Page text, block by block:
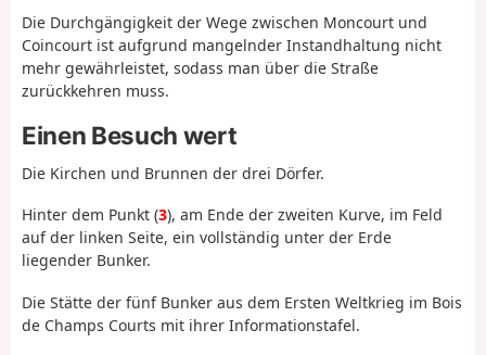
Die Durchgängigkeit der Wege zwischen Moncourt und
Coincourt ist aufgrund mangelnder Instandhaltung nicht
mehr gewährleistet, sodass man über die Straße
zurückkehren muss.
Einen Besuch wert
Die Kirchen und Brunnen der drei Dörfer.
Hinter dem Punkt (3), am Ende der zweiten Kurve, im Feld
auf der linken Seite, ein vollständig unter der Erde
liegender Bunker.
Die Stätte der fünf Bunker aus dem Ersten Weltkrieg im Bois
de Champs Courts mit ihrer Informationstafel.